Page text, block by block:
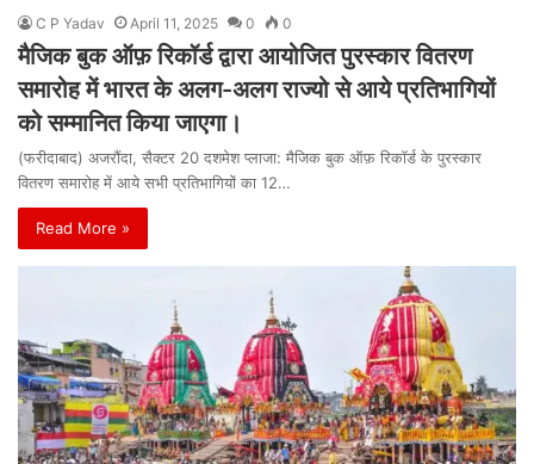
C P Yadav April 11, 2025 0 0
मैजिक बुक ऑफ़ रिकॉर्ड द्वारा आयोजित पुरस्कार वितरण
समारोह में भारत के अलग-अलग राज्यो से आये प्रतिभागियों
को सम्मानित किया जाएगा।
(फरीदाबाद) अजरौंदा, सैक्टर 20 दशमेश प्लाजा: मैजिक बुक ऑफ़ रिकॉर्ड के पुरस्कार
वितरण समारोह में आये सभी प्रतिभागियों का 12…
Read More »